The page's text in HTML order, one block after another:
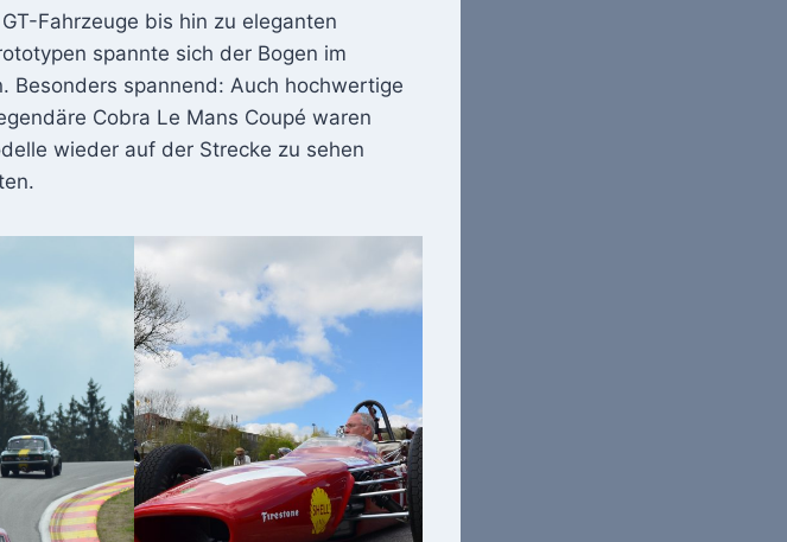
Fahrzeuge bis hin zu eleganten
spannte sich der Bogen im
Besonders spannend: Auch hochwertige
Cobra Le Mans Coupé waren
wieder auf der Strecke zu sehen